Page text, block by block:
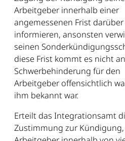
Arbeitgeber innerhalb einer
angemessenen Frist darüber
informieren, ansonsten
seinen
diese Frist kommt es nicht
Schwerbehinderung für den
Arbeitgeber offensichtlich
ihm bekannt war.
Erteilt das Integrationsamt
Zustimmung zur